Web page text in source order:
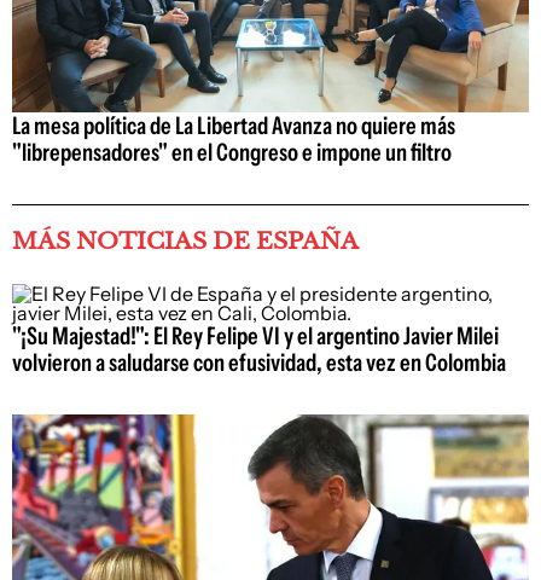
La mesa política de La Libertad Avanza no quiere más
"librepensadores" en el Congreso e impone un filtro
MÁS NOTICIAS DE ESPAÑA
"¡Su Majestad!": El Rey Felipe VI y el argentino Javier Milei
volvieron a saludarse con efusividad, esta vez en Colombia